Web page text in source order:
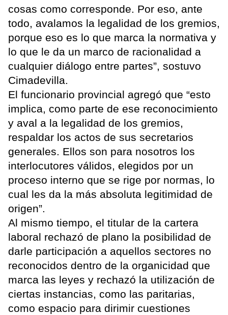
cosas como corresponde. Por eso, ante
todo, avalamos la legalidad de los gremios,
porque eso es lo que marca la normativa y
lo que le da un marco de racionalidad a
cualquier diálogo entre partes”, sostuvo
Cimadevilla.
El funcionario provincial agregó que “esto
implica, como parte de ese reconocimiento
y aval a la legalidad de los gremios,
respaldar los actos de sus secretarios
generales. Ellos son para nosotros los
interlocutores válidos, elegidos por un
proceso interno que se rige por normas, lo
cual les da la más absoluta legitimidad de
origen”.
Al mismo tiempo, el titular de la cartera
laboral rechazó de plano la posibilidad de
darle participación a aquellos sectores no
reconocidos dentro de la organicidad que
marca las leyes y rechazó la utilización de
ciertas instancias, como las paritarias,
como espacio para dirimir cuestiones